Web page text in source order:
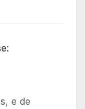
e de